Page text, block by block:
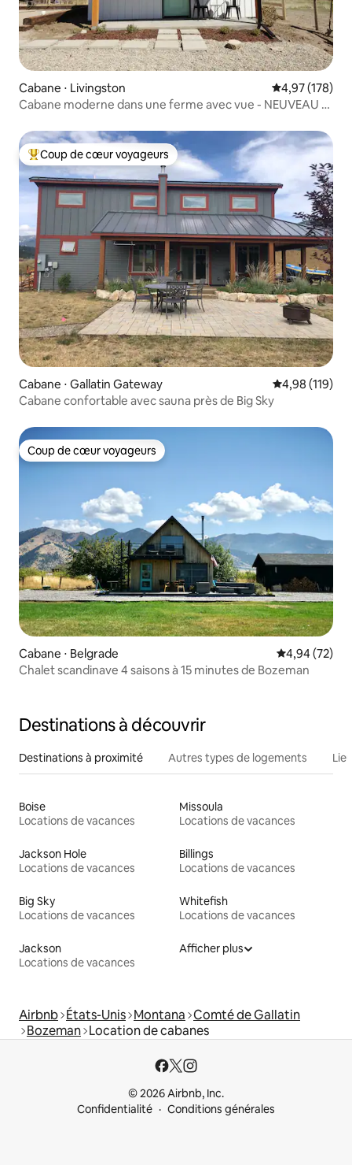
Cabane ⋅ Livingston Évaluation
4,97 (178)
Cabane moderne dans une ferme avec vue - NEUVEAU &
Coups de cœur voyageurs les plus appréciés
Coup de cœur voyageurs
Cabane ⋅ Gallatin Gateway Évaluation
4,98 (119)
Cabane confortable avec sauna près de Big Sky
Coup de cœur voyageurs
Coup de cœur voyageurs
Cabane ⋅ Belgrade Évaluation
4,94 (72)
Chalet scandinave 4 saisons à 15 minutes de Bozeman
Destinations à découvrir
Destinations à proximité Autres types de logements
Boise
Locations de vacances
Missoula
Locations de vacances
Jackson Hole
Locations de vacances
Billings
Locations de vacances
Big Sky
Locations de vacances
Whitefish
Locations de vacances
Jackson
Locations de vacances
Afficher plus
Airbnb États-Unis Montana Comté de Gallatin
Bozeman Location de cabanes
© 2026 Airbnb, Inc.
Confidentialité
Conditions générales